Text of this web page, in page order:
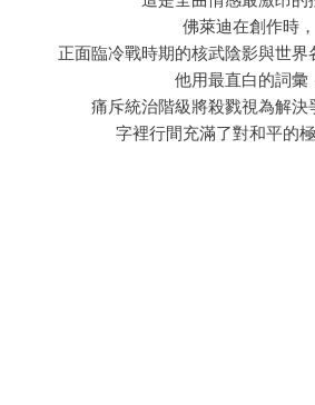
佛萊迪在創作時，
正面臨冷戰時期的核武陰影與世界
他用最直白的詞彙
痛斥統治階級將殺戮視為解決
字裡行間充滿了對和平的極